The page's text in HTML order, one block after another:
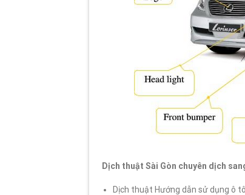
Dịch thuật Sài Gòn chuyên dịch
Dịch thuật Hướng dẫn sử dụng ô